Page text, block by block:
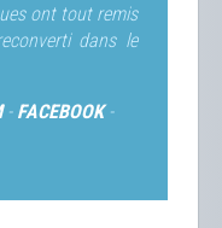
ont tout remis
dans le
- FACEBOOK-